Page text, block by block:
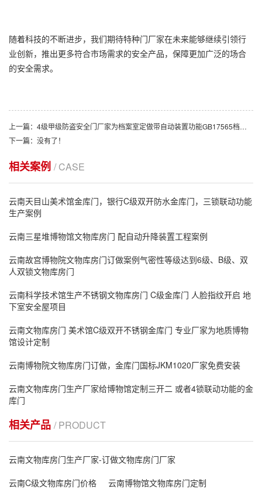
随着科技的不断进步，我们期待特种门厂家在未来能够继续引领行
业创新，推出更多符合市场需求的安全产品，保障更加广泛的场合
的安全需求。
上一篇：4级甲级防盗安全门厂家为档案室定做带自动装置功能GB17565档案室门
下一篇：没有了！
相关案例 / CASE
云南天目山美术馆金库门，银行C级双开防水金库门，三锁联动功能
生产案例
云南‌三星堆博物馆文物库房门 配自动升降装置工程案例
云南故宫博物院文物库房门订做案例气密性等级达到6级、B级、双
人双锁文物库房门
云南科学技术馆生产不锈钢文物库房门 C级金库门 人脸指纹开启 地
下室安全屋项目
云南文物库房门 美术馆C级双开不锈钢金库门 专业厂家为地质博物
馆设计定制
云南博物院文物库房门订做，金库门国标JKM1020厂家免费安装
云南文物库房门生产厂家给博物馆定制三开二 或者4锁联动功能的金
库门
相关产品 / PRODUCT
云南文物库房门生产厂家-订做文物库房门厂家
云南C级文物库房门价格
云南博物馆文物库房门定制